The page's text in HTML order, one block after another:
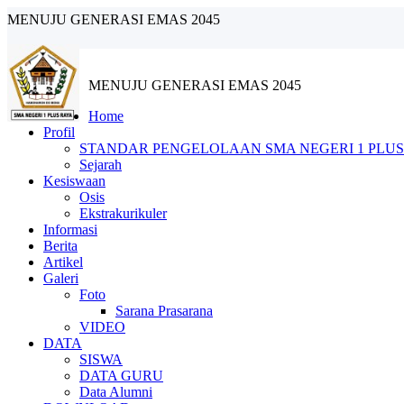
MENUJU GENERASI EMAS 2045
MENUJU GENERASI EMAS 2045
Home
Profil
STANDAR PENGELOLAAN SMA NEGERI 1
Sejarah
Kesiswaan
Osis
Ekstrakurikuler
Informasi
Berita
Artikel
Galeri
Foto
Sarana Prasarana
VIDEO
DATA
SISWA
DATA GURU
Data Alumni